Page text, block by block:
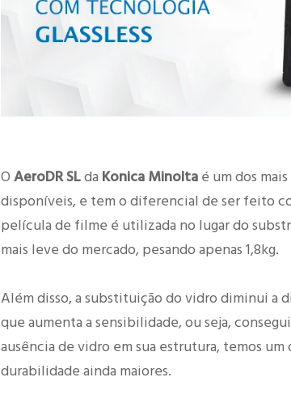
OAeroDR SLda Konica Minoltaé um dos
disponíveis, e tem o diferencial de ser feito
película de filme é utilizada no lugar do
mais leve do mercado, pesando apenas 1,8kg.
Além disso, a substituição do vidro diminui a
que aumenta a sensibilidade, ou seja,
ausência de vidro em sua estrutura, temos
durabilidade ainda maiores.